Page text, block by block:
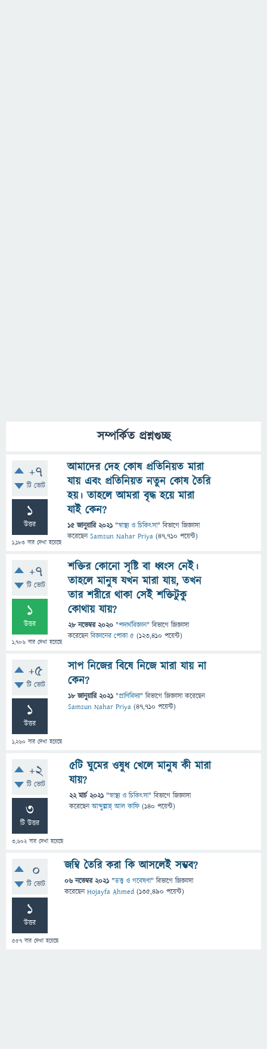
সম্পর্কিত প্রশ্নগুচ্ছ
+7
টি ভোট
1
উত্তর
1,183 বার দেখা হয়েছে
আমাদের দেহ কোষ প্রতিনিয়ত মারা
যায় এবং প্রতিনিয়ত নতুন কোষ তৈরি
হয়। তাহলে আমরা বৃদ্ধ হয়ে মারা
যাই কেন?
15 জানুয়ারি 2021 "স্বাস্থ্য ও চিকিৎসা" বিভাগে জিজ্ঞাসা
করেছেনSamsun Nahar Priya (47,710 পয়েন্ট)
+7
টি ভোট
1
উত্তর
1,706 বার দেখা হয়েছে
শক্তির কোনো সৃষ্টি বা ধ্বংস নেই।
তাহলে মানুষ যখন মারা যায়, তখন
তার শরীরে থাকা সেই শক্তিটুকু
কোথায় যায়?
28 নভেম্বর 2020 "পদার্থবিজ্ঞান" বিভাগে জিজ্ঞাসা
করেছেনবিজ্ঞানের পোকা ৫ (123,410 পয়েন্ট)
+5
টি ভোট
1
উত্তর
1,260 বার দেখা হয়েছে
সাপ নিজের বিষে নিজে মারা যায় না
কেন?
18 জানুয়ারি 2021 "প্রাণিবিদ্যা" বিভাগে জিজ্ঞাসাকরেছেন
Samsun Nahar Priya (47,710 পয়েন্ট)
+2
টি ভোট
3
টি উত্তর
3,602বার দেখা হয়েছে
৫টি ঘুমের ওষুধ খেলে মানুষ কী মারা
যায়?
22 মার্চ 2021 "স্বাস্থ্য ও চিকিৎসা" বিভাগে জিজ্ঞাসা
করেছেনআব্দুল্লাহ্ আল কাফি (140 পয়েন্ট)
0
টি ভোট
1
উত্তর
557 বার দেখা হয়েছে
জম্বি তৈরি করা কি আসলেই সম্ভব?
06 নভেম্বর 2021 "তত্ত্ব ও গবেষণা" বিভাগে জিজ্ঞাসা
করেছেনHojayfa Ahmed (135,490 পয়েন্ট)